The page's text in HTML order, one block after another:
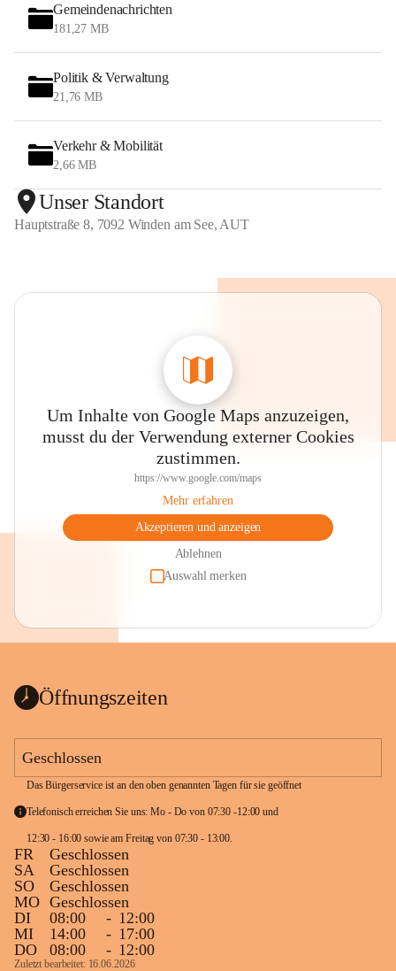
Gemeindenachrichten
181,27 MB
Politik & Verwaltung
21,76 MB
Verkehr & Mobilität
2,66 MB
Unser Standort
Hauptstraße 8, 7092 Winden am See, AUT
Um Inhalte von Google Maps anzuzeigen,
musst du der Verwendung externer Cookies
zustimmen.
https://www.google.com/maps
Mehr erfahren
Akzeptieren und anzeigen
Ablehnen
Auswahl merken
Öffnungszeiten
Geschlossen
Das Bürgerservice ist an den oben genannten Tagen für sie geöffnet
Telefonisch erreichen Sie uns: Mo - Do von 07:30 -12:00 und
FR
Geschlossen
SA
Geschlossen
SO
Geschlossen
MO Geschlossen
DI
08:00 - 12:00
MI
14:00 - 17:00
DO
08:00 - 12:00
Zuletzt bearbeitet: 16.06.2026